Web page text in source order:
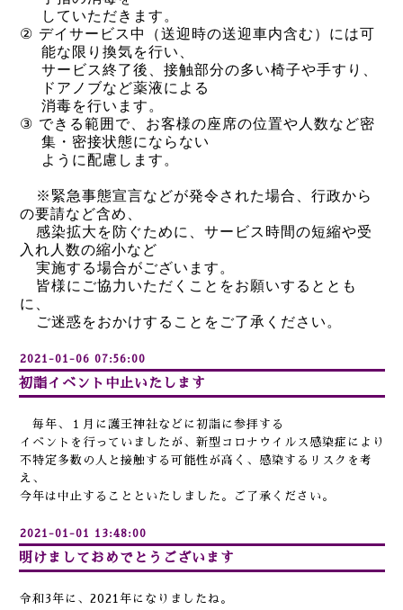
していただきます。
② デイサービス中（送迎時の送迎車内含む）には可
能な限り換気を行い、
サービス終了後、接触部分の多い椅子や手すり、
ドアノブなど薬液による
消毒を行います。
③ できる範囲で、お客様の座席の位置や人数など密
集・密接状態にならない
ように配慮します。
※緊急事態宣言などが発令された場合、行政から
の要請など含め、
感染拡大を防ぐために、サービス時間の短縮や受
入れ人数の縮小など
実施する場合がございます。
皆様にご協力いただくことをお願いするととも
に、
ご迷惑をおかけすることを ご了承ください。
2021-01-06 07:56:00
初詣イベント中止いたします
毎年、１月に護王神社などに初詣に参拝する
イベントを行っていましたが、新型コロナウイルス感染症により
不特定多数の人と接触する可能性が高く、感染するリスクを考
え、
今年は中止することといたしました。ご了承ください。
2021-01-01 13:48:00
明けましておめでとうございます
令和3年に、2021年になりましたね。